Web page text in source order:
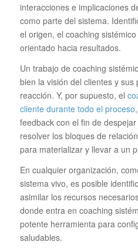
interacciones e implicaciones
como parte del sistema.
el origen, el coaching
orientado hacia resultados.
Un trabajo de coaching
bien la visión del clientes y sus
reacción. Y, por supuesto, el
cliente durante todo el proceso
feedback con el fin de
resolver los bloques de
para materializar y llevar a un
En cualquier organización,
sistema vivo, es posible
asimilar los recursos
donde entra en coaching
potente herramienta para
saludables.